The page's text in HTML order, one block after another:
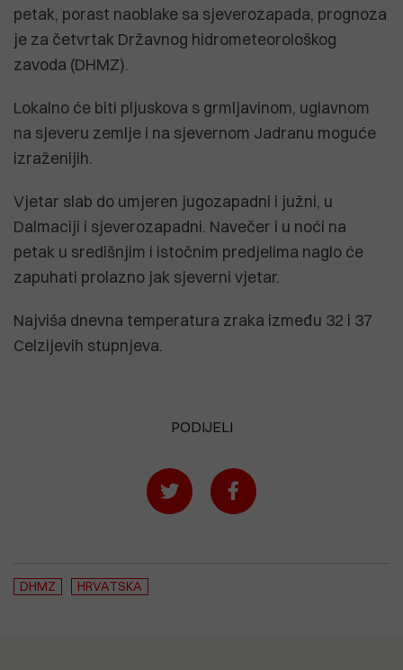
petak, porast naoblake sa sjeverozapada, prognoza
je za četvrtak Državnog hidrometeorološkog
zavoda (DHMZ).
Lokalno će biti pljuskova s grmljavinom, uglavnom
na sjeveru zemlje i na sjevernom Jadranu moguće
izraženijih.
Vjetar slab do umjeren jugozapadni i južni, u
Dalmaciji i sjeverozapadni. Navečer i u noći na
petak u središnjim i istočnim predjelima naglo će
zapuhati prolazno jak sjeverni vjetar.
Najviša dnevna temperatura zraka između 32 i 37
Celzijevih stupnjeva.
PODIJELI
DHMZ HRVATSKA